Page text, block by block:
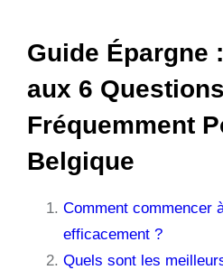
Guide Épargne
aux 6 Questions
Fréquemment
Belgique
Comment commencer
efficacement ?
Quels sont les